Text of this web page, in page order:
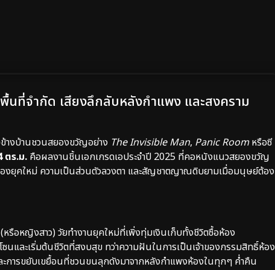
ที่จำกัด เสียงลึกลับหลังกำแพง และสงคราม
างบ้านชวนสยองขวัญอย่าง The Invisible Man, Panic Roomหรือซี
ตร.ม. คือผลงานชิ้นเอกเกรดเอประจำปี 2025 ที่คอหนังแนวสยองขวัญ
งยุคใหม่ ความเป็นส่วนตัวลวงตา และสัญชาตญาณดิบยามเมื่อมนุษย์ต้อง
หรือหญิงสาว) วัยทำงานยุคใหม่ที่เพิ่งทุ่มเงินเก็บทั้งชีวิตซื้อห้อง
นและเริ่มต้นชีวิตที่สงบสุข ทว่าความฝันในการเป็นเจ้าของกรรมสิทธิ์ห้อง
ะการขยับเขยื้อนที่ชวนขนลุกดังมาจากหลังกำแพงห้องในทุกๆ ค่ำคืน